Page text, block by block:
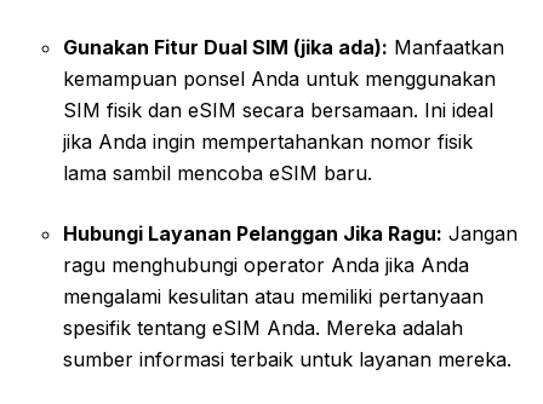
Gunakan Fitur Dual SIM (jika ada): Manfaatkan
kemampuan ponsel Anda untuk menggunakan
SIM fisik dan eSIM secara bersamaan. Ini ideal
jika Anda ingin mempertahankan nomor fisik
lama sambil mencoba eSIM baru.
Hubungi Layanan Pelanggan Jika Ragu: Jangan
ragu menghubungi operator Anda jika Anda
mengalami kesulitan atau memiliki pertanyaan
spesifik tentang eSIM Anda. Mereka adalah
sumber informasi terbaik untuk layanan mereka.